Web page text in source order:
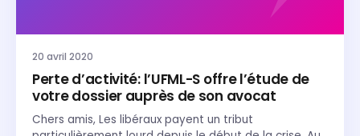
20 avril 2020
Perte d’activité: l’UFML-S offre l’étude de
votre dossier auprès de son avocat
Chers amis, Les libéraux payent un tribut